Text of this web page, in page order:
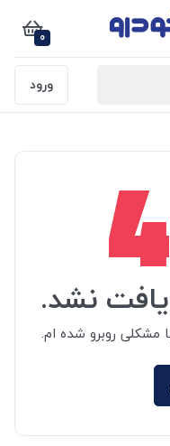
0
ورود
نشد.
روبرو شده ام.